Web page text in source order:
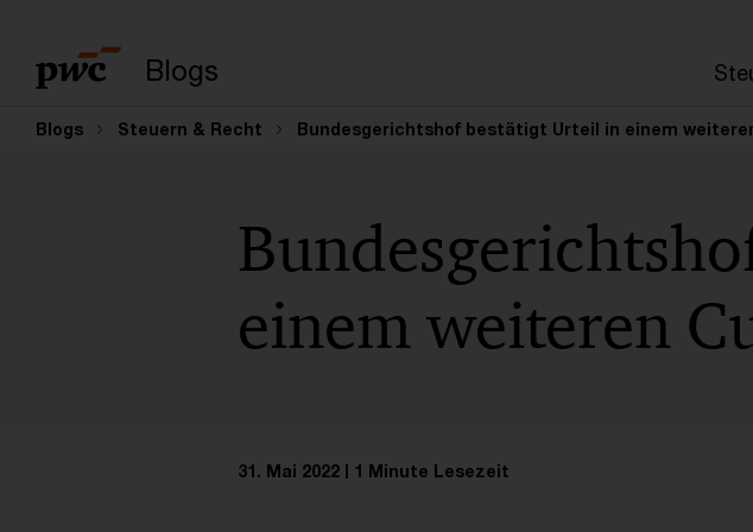
Blogs
Blogs Steuern & Recht Bundesgerichtshof bestätigt Urteil in einem
einem weiteren
31. Mai 2022 1 Minute Lesezeit